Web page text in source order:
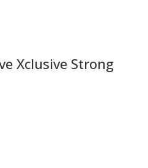
Xclusive Strong